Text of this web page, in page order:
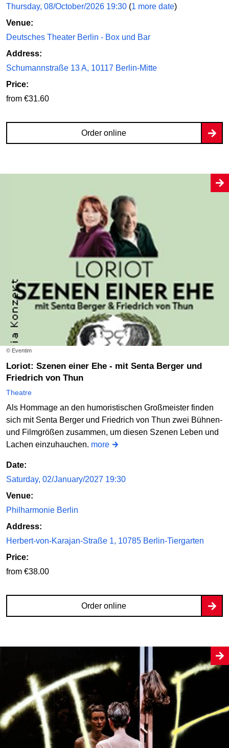
Thursday, 08/October/2026 19:30 (1 more date)
Venue:
Deutsches Theater Berlin - Box und Bar
Address:
Schumannstraße 13 A, 10117 Berlin-Mitte
Price:
from €31.60
Order online
© Eventim
Loriot: Szenen einer Ehe - mit Senta Berger und
Friedrich von Thun
Theatre
Als Hommage an den humoristischen Großmeister finden
sich mit Senta Berger und Friedrich von Thun zwei Bühnen-
und Filmgrößen zusammen, um diesen Szenen Leben und
Lachen einzuhauchen. more
Date:
Saturday, 02/January/2027 19:30
Venue:
Philharmonie Berlin
Address:
Herbert-von-Karajan-Straße 1, 10785 Berlin-Tiergarten
Price:
from €38.00
Order online